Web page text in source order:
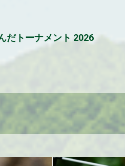
だトーナメント 2026